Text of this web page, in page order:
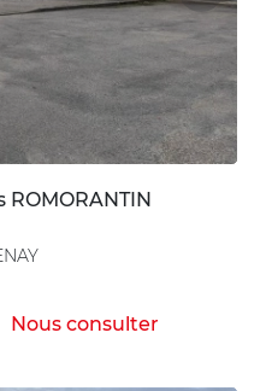
Nous consulter